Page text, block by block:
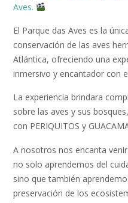
Aves.
El Parque das Aves es la
conservación de las aves
Atlántica, ofreciendo una
inmersivo y encantador con
La experiencia brindara
sobre las aves y sus
con PERIQUITOS y
A nosotros nos encanta
no solo aprendemos del
sino que también
preservación de los